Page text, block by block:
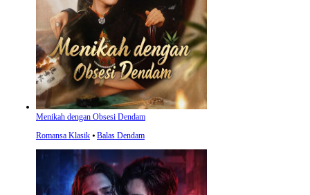
Menikah dengan Obsesi Dendam
Romansa Klasik ⦁ Balas Dendam